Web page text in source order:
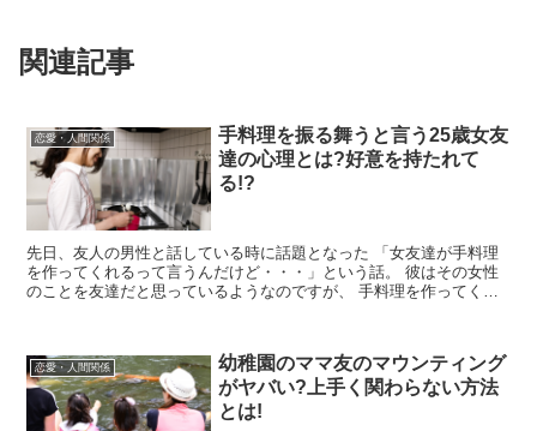
関連記事
恋愛・人間関係
手料理を振る舞うと言う25歳女友
達の心理とは?好意を持たれて
る!?
先日、友人の男性と話している時に話題となった 「女友達が手料理
を作ってくれるって言うんだけど・・・」という話。 彼はその女性
のことを友達だと思っているようなのですが、 手料理を作ってくれ
恋愛・人間関係
幼稚園のママ友のマウンティング
がヤバい?上手く関わらない方法
とは!